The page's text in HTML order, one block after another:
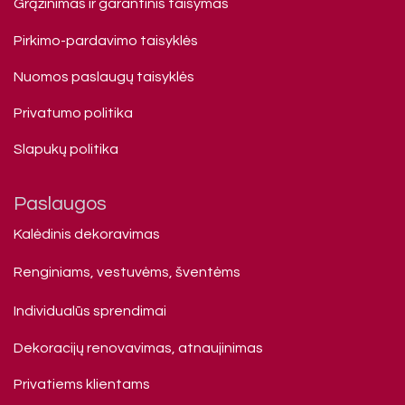
Grąžinimas ir garantinis taisymas
Pirkimo-pardavimo taisyklės
Nuomos paslaugų taisyklės
Privatumo politika
Slapukų politika
Paslaugos
Kalėdinis dekoravimas
Renginiams, vestuvėms, šventėms
Individualūs sprendimai
Dekoracijų renovavimas, atnaujinimas
Privatiems klienta​ms